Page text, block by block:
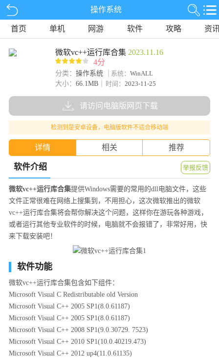
操作系统
首页 单机 网游 软件 攻略 资
微软vc++运行库合集 2023.11.16
4分
分类： 操作系统 系统： WinALL
大小： 66.1MB 时间： 2023-11-25
请访问电脑版网页下载
检测到是安卓设备，电脑版软件不适合移动端
详情 相关 推荐
软件介绍 举报反馈
微软vc++运行库合集提供Windows需要的常用的dll电脑文件，这些
文件正常很难在网络上搜集到，不用担心，这次微软推出的微软
vc++运行库合集将会帮你解决这个问题，这样你在游玩各种游戏，
或者运行其他专业软件的时候，电脑就不会报错了，非常好用，快
来下载安装吧！
软件功能
微软vc++运行库合集包含如下组件：
Microsoft Visual C Redistributable old Version
Microsoft Visual C++ 2005 SP1(8.0.61187)
Microsoft Visual C++ 2005 SP1(8.0.61187)
Microsoft Visual C++ 2008 SP1(9.0.30729. 7523)
Microsoft Visual C++ 2010 SP1(10.0.40219.473)
Microsoft Visual C++ 2012 up4(11.0.61135)